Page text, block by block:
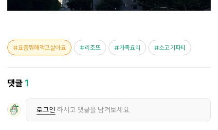
요즘뭐해먹고살아요 리조또 가족요리 소고기파티
댓글1
로그인 하시고 댓글을 남겨보세요.